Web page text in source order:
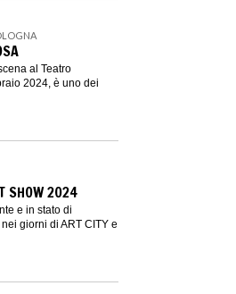
al Teatro
2024, è uno dei
SHOW 2024
e in stato di
giorni di ART CITY e